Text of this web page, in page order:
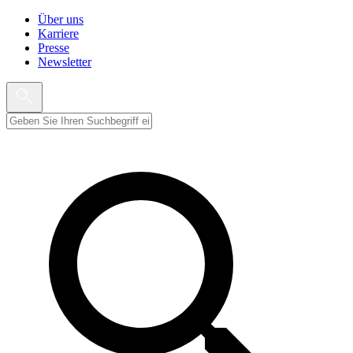
Über uns
Karriere
Presse
Newsletter